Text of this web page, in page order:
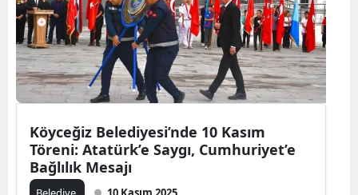
Köyceğiz Belediyesi’nde 10 Kasım
Töreni: Atatürk’e Saygı, Cumhuriyet’e
Bağlılık Mesajı